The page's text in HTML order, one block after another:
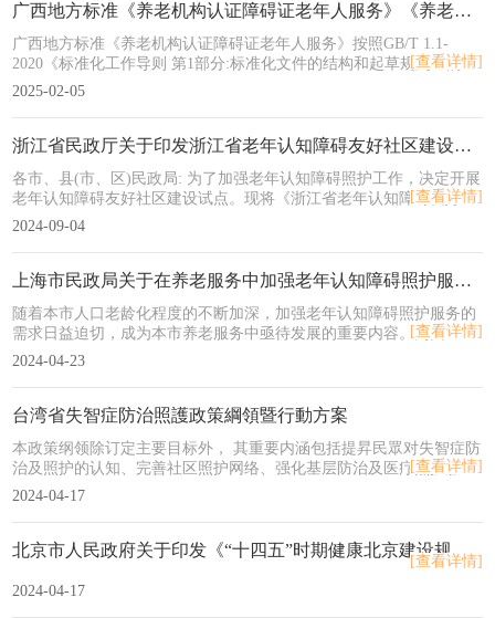
广西地方标准《养老机构认证障碍证老年人服务》《养老机构认知障碍证老年人照护规范》
广西地方标准《养老机构认证障碍证老年人服务》按照GB/T 1.1-
2020《标准化工作导则 第1部分:标准化文件的结构和起草规则》的规
定起草。请注意本文件的某些内容可能涉及专利。本文件的发布机构
贯。本文件由广西养老服务标准化技术委员会归口。本文件起草单
位：桂林夕阳红养老中心。本文件主要起草人：黄华雄、阮志勇、胡
本文件界定了养老机构认知障碍症老年人照护服务涉及的术语和定义,
规定了基本要求、环境要求设施设备要求、人员要求、服务项目及内
容要求、服务评价与改进的要求。本文件适用于广西行政区域内养老
[查看详情]
2025-02-05
浙江省民政厅关于印发浙江省老年认知障碍友好社区建设试点方案的通知
各市、县(市、区)民政局: 为了加强老年认知障碍照护工作，决定开展
老年认知障碍友好社区建设试点。现将《浙江省老年认知障碍友好社
区建设试点方案》印发给你们，请高度重视，严格落实方案要求，认
[查看详情]
2024-09-04
上海市民政局关于在养老服务中加强老年认知障碍照护服务工作的通知
随着本市人口老龄化程度的不断加深，加强老年认知障碍照护服务的
需求日益迫切，成为本市养老服务中亟待发展的重要内容。为回应社
会关切，满足群众需求，现就加强老年认知障碍照护服务工作通知。
[查看详情]
2024-04-23
台湾省失智症防治照護政策綱領暨行動方案
本政策纲领除订定主要目标外， 其重要内涵包括提昇民眾对失智症防
治及照护的认知、完善社区照护网络、强化基层防治及医疗照护服
务、发展人力资源强化服务知能、强化跨部门合作与资源整合、鼓励
[查看详情]
2024-04-17
北京市人民政府关于印发《“十四五”时期健康北京建设规划》的通知
[查看详情]
2024-04-17